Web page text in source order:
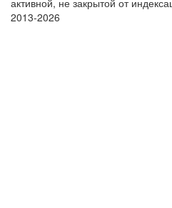
активной, не закрытой от
2013-2026